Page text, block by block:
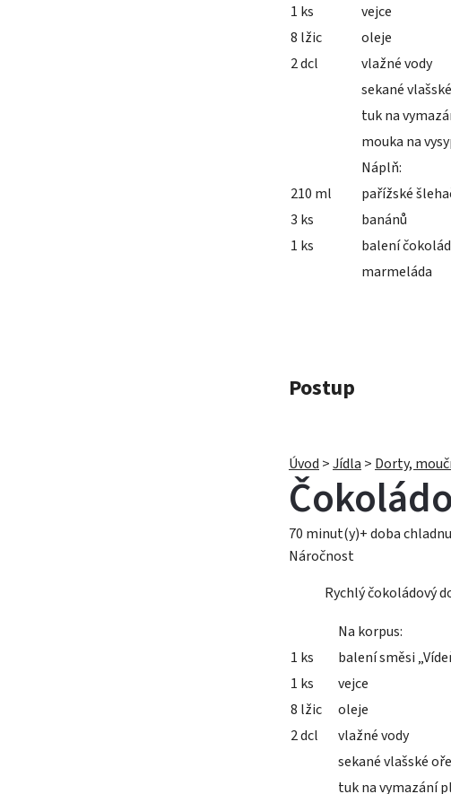
1 ks
vejce
8 lžic
oleje
2 dcl
vlažné vody
sekané
tuk na
mouka na
Náplň:
210 ml
pařížské
3 ks
banánů
1 ks
balení
marmeláda
Postup
Úvod>Jídla>Dorty,
70 minut(y)+ doba
Náročnost
Rychlý čokoládový
Na korpus:
1 ks
balení směsi
1 ks
vejce
8 lžic
oleje
2 dcl
vlažné vody
sekané vlašské
tuk na vymazání